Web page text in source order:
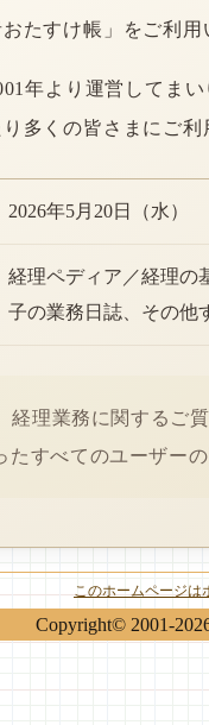
たすけ帳」をご利
年より運営してま
多くの皆さまにご
2026年5月20日（水）
経理ペディア／経理の
子の業務日誌、その他
経理業務に関するご
たすべてのユーザー
このホームページは
Copyright© 2001-